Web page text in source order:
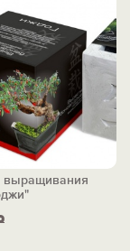
выращивания